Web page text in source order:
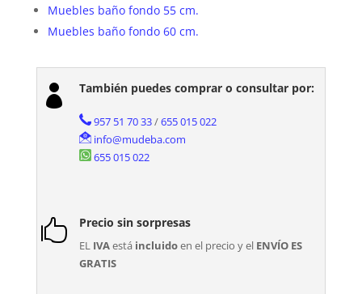
Muebles baño fondo 55 cm.
Muebles baño fondo 60 cm.
 También puedes comprar o consultar por:
957 51 70 33/655 015 022
info@mudeba.com
655 015 022
 Precio sin sorpresas
EL IVAestá incluidoen el precio y el ENVÍO ES
GRATIS